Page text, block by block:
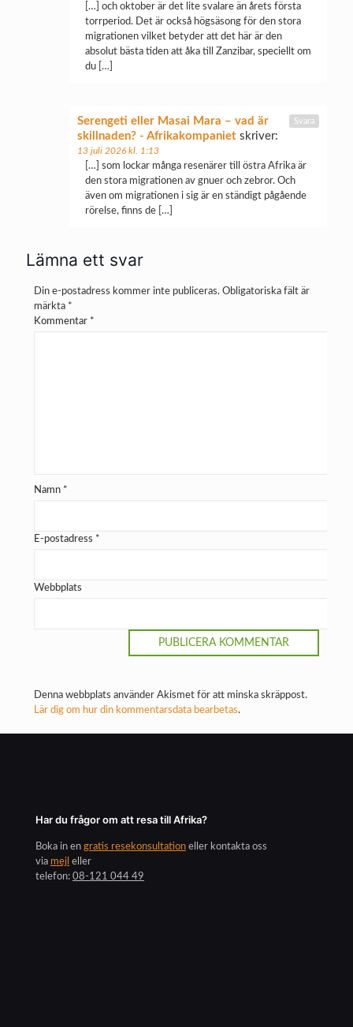
[…] och oktober är det lite svalare än årets första
torrperiod. Det är också högsäsong för den stora
migrationen vilket betyder att det här är den
absolut bästa tiden att åka till Zanzibar, speciellt om
du […]
Serengeti eller Masai Mara – vad är
skillnaden? - Afrikakompaniet skriver:
13 juli 2026 kl. 1:13
[…] som lockar många resenärer till östra Afrika är
den stora migrationen av gnuer och zebror. Och
även om migrationen i sig är en ständigt pågående
rörelse, finns de […]
Svara
Lämna ett svar
Din e-postadress kommer inte publiceras. Obligatoriska fält är
märkta *
Kommentar *
Namn *
E-postadress *
Webbplats
Denna webbplats använder Akismet för att minska skräppost.
Lär dig om hur din kommentarsdata bearbetas.
Har du frågor om att resa till Afrika?
Boka in en gratis resekonsultation eller kontakta oss
via mejl eller
telefon: 08-121 044 49